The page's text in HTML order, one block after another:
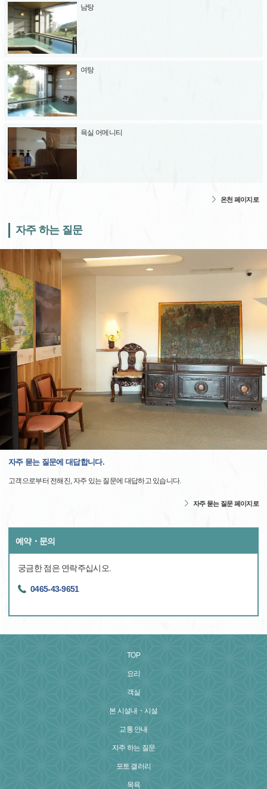
남탕
여탕
욕실 어메니티
온천 페이지로
자주 하는 질문
자주 묻는 질문에 대답합니다.
고객으로부터 전해진, 자주 있는 질문에 대답하고 있습니다.
자주 묻는 질문 페이지로
예약・문의
궁금한 점은 연락주십시오.
0465-43-9651
TOP
요리
객실
본 시설내・시설
교통 안내
자주 하는 질문
포토 갤러리
목욕